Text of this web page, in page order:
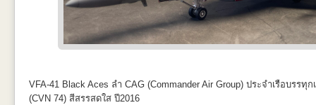
VFA-41 Black Aces ลำ CAG (Commander Air Group) ประจำเรือบรรทุ
(CVN 74) สีสรรสดใส ปี2016